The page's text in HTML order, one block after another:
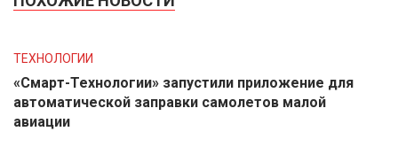
ТЕХНОЛОГИИ
«Смарт-Технологии» запустили приложение для
автоматической заправки самолетов малой
авиации